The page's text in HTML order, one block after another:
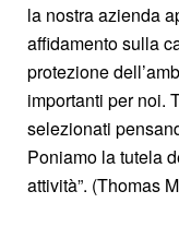
la nostra azienda
affidamento sulla
protezione
importanti per noi.
selezionati
Poniamo la tutela
attività”. (Thomas